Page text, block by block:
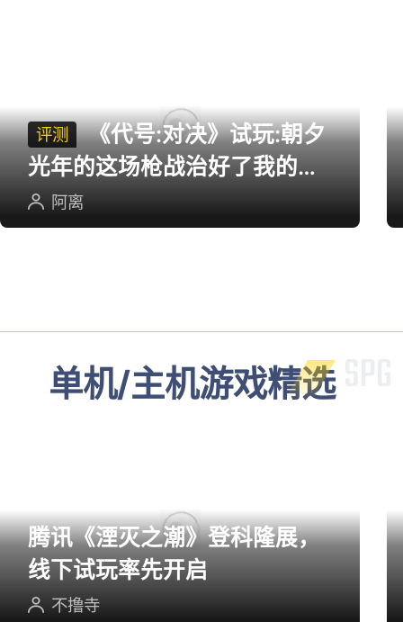
评测
《代号:对决》试玩:朝夕
光年的这场枪战治好了我的低
血压
阿离
单机/主机游戏精选
腾讯《湮灭之潮》登科隆展，
线下试玩率先开启
不撸寺